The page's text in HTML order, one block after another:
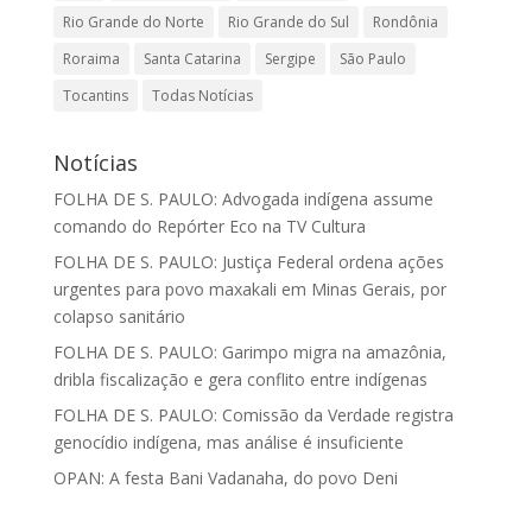
Rio Grande do Norte
Rio Grande do Sul
Rondônia
Roraima
Santa Catarina Sergipe
São Paulo
Tocantins
Todas Notícias
Notícias
FOLHA DE S. PAULO: Advogada indígena assume
comando do Repórter Eco na TV Cultura
FOLHA DE S. PAULO: Justiça Federal ordena ações
urgentes para povo maxakali em Minas Gerais, por
colapso sanitário
FOLHA DE S. PAULO: Garimpo migra na amazônia,
dribla fiscalização e gera conflito entre indígenas
FOLHA DE S. PAULO: Comissão da Verdade registra
genocídio indígena, mas análise é insuficiente
OPAN: A festa Bani Vadanaha, do povo Deni